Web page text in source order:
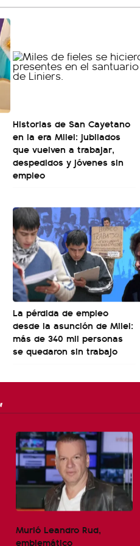
Historias de San Cayetano
en la era Milei: jubilados
que vuelven a trabajar,
despedidos y jóvenes sin
empleo
La pérdida de empleo
desde la asunción de Milei:
más de 340 mil personas
se quedaron sin trabajo
Murió Leandro Rud,
emblemático